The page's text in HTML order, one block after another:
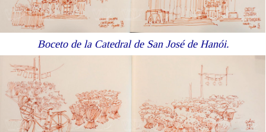
Boceto de la Catedral de San José de Hanói.